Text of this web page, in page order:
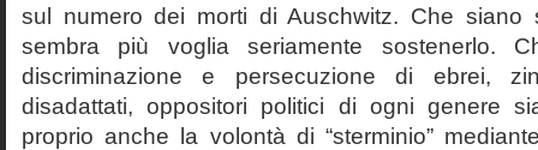
sul numero dei morti di Auschwitz. Che siano
sembra più voglia seriamente sostenerlo.
discriminazione e persecuzione di ebrei,
disadattati, oppositori politici di ogni genere
proprio anche la volontà di “sterminio”